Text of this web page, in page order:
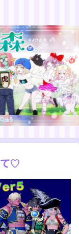
て♡